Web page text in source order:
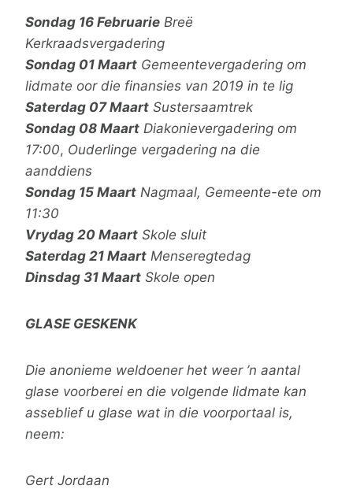
Sondag 16 Februarie Breë
Kerkraadsvergadering
Sondag 01 Maart Gemeentevergadering om
lidmate oor die finansies van 2019 in te lig
Saterdag 07 Maart Sustersaamtrek
Sondag 08 Maart Diakonievergadering om
17:00, Ouderlinge vergadering na die
aanddiens
Sondag 15 Maart Nagmaal, Gemeente-ete om
11:30
Vrydag 20 Maart Skole sluit
Saterdag 21 Maart Menseregtedag
Dinsdag 31 Maart Skole open
GLASE GESKENK
Die anonieme weldoener het weer ’n aantal
glase voorberei en die volgende lidmate kan
asseblief u glase wat in die voorportaal is,
neem:
Gert Jordaan